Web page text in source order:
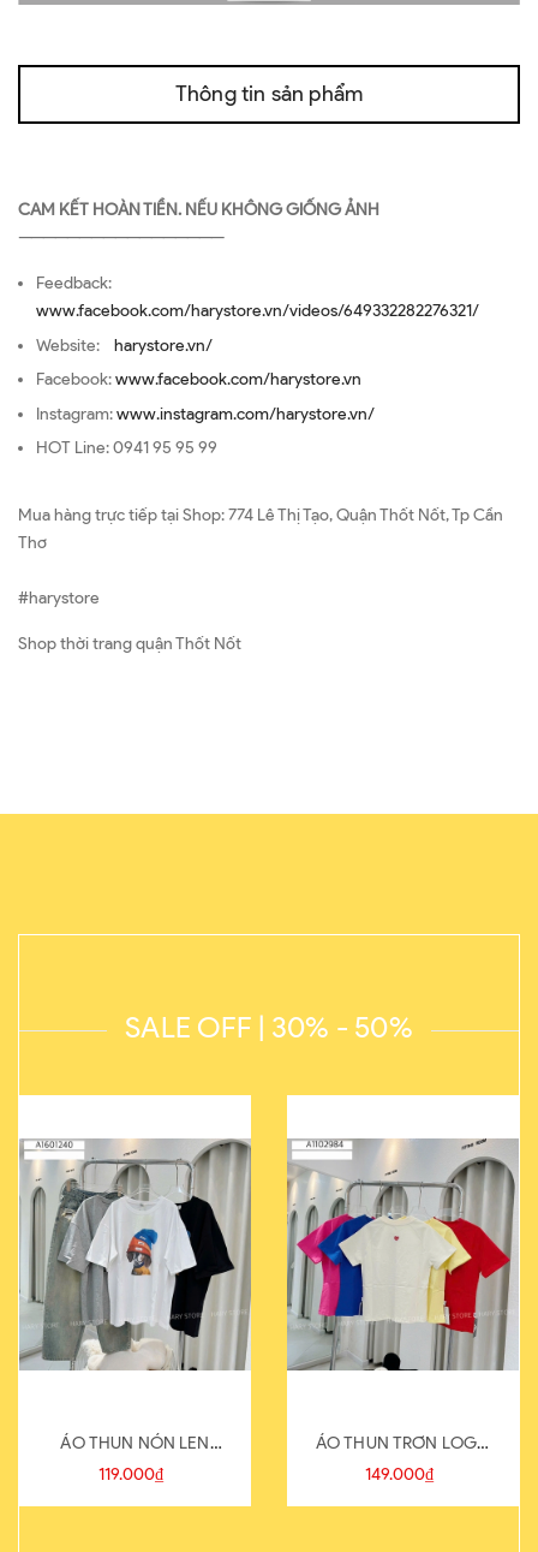
Thông tin sản phẩm
CAM KẾT HOÀN TIỀN. NẾU KHÔNG GIỐNG ẢNH
—————————————————
Feedback:
www.facebook.com/harystore.vn/videos/649332282276321/
Website: harystore.vn/
Facebook:www.facebook.com/harystore.vn
Instagram:www.instagram.com/harystore.vn/
HOT Line: 0941 95 95 99
Mua hàng trực tiếp tại Shop: 774 Lê Thị Tạo, Quận Thốt Nốt, Tp Cần
Thơ
#harystore
Shop thời trang quận Thốt Nốt
SALE OFF | 30% - 50%
ÁO THUN NÓN LEN
821-1
119.000₫
ÁO THUN TRƠN LOGO
SAU
149.000₫